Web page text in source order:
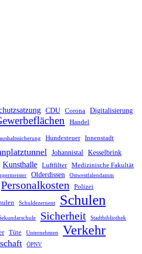
CDU Corona Digitalisierung
Handel
Hundesteuer Innenstadt
Johannistal Kesselbrink
Kunsthalle Luftfilter
Medizinische Fakultät
Olderdissen Ostwestfalendamm
Personalkosten Polizei
Schuldezernent Schulen
Sicherheit Stadtbibliothek
Tüte Unternehmen Verkehr
ÖPNV